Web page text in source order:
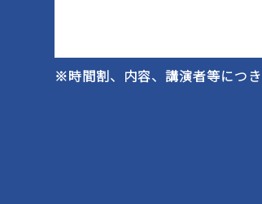
※時間割、内容、講演者等につ